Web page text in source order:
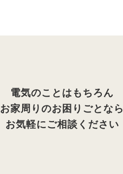
電気のことはもちろん
お家周りのお困りごとなら
お気軽にご相談ください